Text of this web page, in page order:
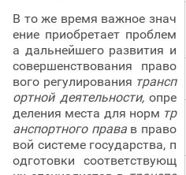
В то же время важное знач
ение приобретает проблем
а дальнейшего развития и
совершенствования право
вого регулирования трансп
ортной деятельности,опре
деления места для норм тр
анспортного правав право
вой системе государства, п
одготовки соответствующ